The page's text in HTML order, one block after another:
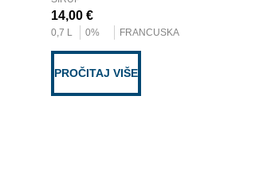
14,00€
0,7 L 0% FRANCUSKA
PROČITAJ VIŠE